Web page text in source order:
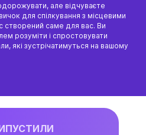
але відчуваєте
для спілкування з місцевими
створений саме для вас. Ви
розуміти і спростовувати
які зустрічатимуться на вашому